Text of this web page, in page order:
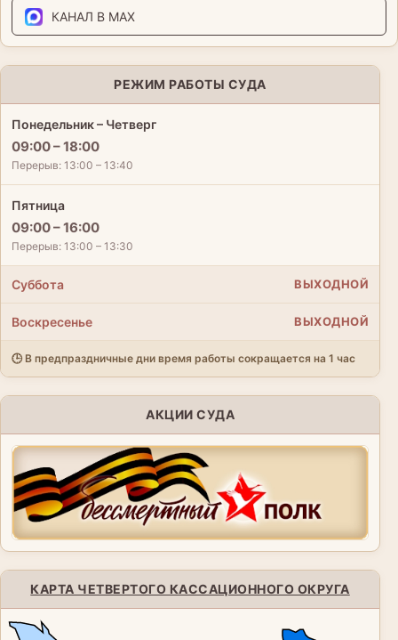
КАНАЛ В MAX
РЕЖИМ РАБОТЫ СУДА
Понедельник – Четверг
09:00 – 18:00
Перерыв: 13:00 – 13:40
Пятница
09:00 – 16:00
Перерыв: 13:00 – 13:30
Суббота ВЫХОДНОЙ
Воскресенье ВЫХОДНОЙ
🕒 В предпраздничные дни время работы сокращается на 1 час
АКЦИИ СУДА
КАРТА ЧЕТВЕРТОГО КАССАЦИОННОГО ОКРУГА